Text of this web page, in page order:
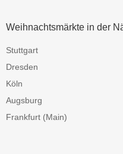
Weihnachtsmärkte in der
Stuttgart
Dresden
Köln
Augsburg
Frankfurt (Main)